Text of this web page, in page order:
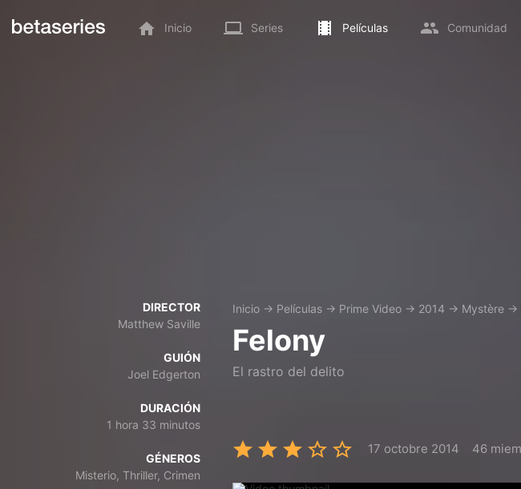
Inicio Series Películas Comunidad
DIRECTOR
Matthew Saville
GUIÓN
Joel Edgerton
DURACIÓN
1 hora 33 minutos
GÉNEROS
Misterio, Thriller, Crimen
Inicio → Películas → Prime Video → 2014 → Mystère →
Felony
El rastro del delito
17 octobre 2014 46